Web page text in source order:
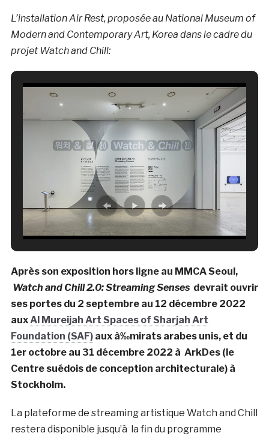
L’installation Air Rest, proposée au National Museum of
Modern and Contemporary Art, Korea dans le cadre du
projet Watch and Chill:
Après son exposition hors ligne au MMCA Seoul,
Watch and Chill 2.0: Streaming Senses devrait ouvrir
ses portes du 2 septembre au 12 décembre 2022
auxAl Mureijah Art Spaces of Sharjah Art
Foundation (SAF)aux à‰mirats arabes unis, et du
1er octobre au 31 décembre 2022 à ArkDes (le
Centre suédois de conception architecturale) à
Stockholm.
La plateforme de streaming artistique Watch and Chill
restera disponible jusqu’à la fin du programme